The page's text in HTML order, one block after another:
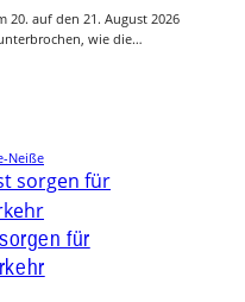
20. auf den 21. August 2026
wie die…
Neiße
für